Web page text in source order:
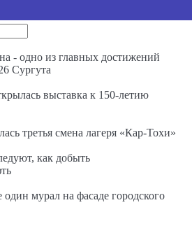
- одно из главных достижений
Сургута
выставка к 150-летию
третья смена лагеря «Кар-Тохи»
как добыть
мурал на фасаде городского